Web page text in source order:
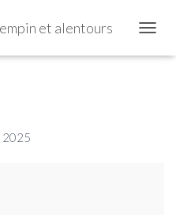
et alentours
2025